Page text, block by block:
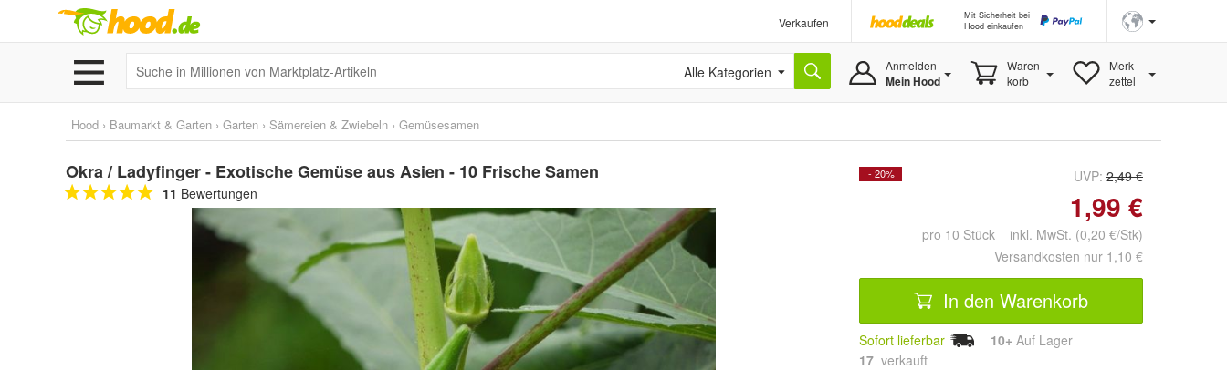
Verkaufen
Mit Sicherheit bei
Hood einkaufen
Alle Kategorien Anmelden
Mein Hood
Waren-
korb
Merk-
zettel
Hood › Baumarkt & Garten › Garten › Sämereien & Zwiebeln › Gemüsesamen
Okra / Ladyfinger - Exotische Gemüse aus Asien - 10 Frische Samen
11 Bewertungen
- 20% UVP: 2,49 €
1,99 €
pro 10 Stück inkl. MwSt. (0,20 €/Stk)
Versandkosten nur 1,10 €
In den Warenkorb
Sofort lieferbar 10+ Auf Lager
17 verkauft